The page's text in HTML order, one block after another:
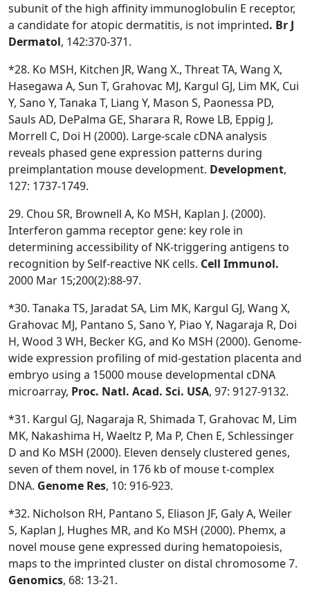
subunit of the high affinity immunoglobulin E receptor,
a candidate for atopic dermatitis, is not imprinted. Br J
Dermatol, 142:370-371.
*28. Ko MSH, Kitchen JR, Wang X., Threat TA, Wang X,
Hasegawa A, Sun T, Grahovac MJ, Kargul GJ, Lim MK, Cui
Y, Sano Y, Tanaka T, Liang Y, Mason S, Paonessa PD,
Sauls AD, DePalma GE, Sharara R, Rowe LB, Eppig J,
Morrell C, Doi H (2000). Large-scale cDNA analysis
reveals phased gene expression patterns during
preimplantation mouse development. Development,
127: 1737-1749.
29. Chou SR, Brownell A, Ko MSH, Kaplan J. (2000).
Interferon gamma receptor gene: key role in
determining accessibility of NK-triggering antigens to
recognition by Self-reactive NK cells. Cell Immunol.
2000 Mar 15;200(2):88-97.
*30. Tanaka TS, Jaradat SA, Lim MK, Kargul GJ, Wang X,
Grahovac MJ, Pantano S, Sano Y, Piao Y, Nagaraja R, Doi
H, Wood 3 WH, Becker KG, and Ko MSH (2000). Genome-
wide expression profiling of mid-gestation placenta and
embryo using a 15000 mouse developmental cDNA
microarray, Proc. Natl. Acad. Sci. USA, 97: 9127-9132.
*31. Kargul GJ, Nagaraja R, Shimada T, Grahovac M, Lim
MK, Nakashima H, Waeltz P, Ma P, Chen E, Schlessinger
D and Ko MSH (2000). Eleven densely clustered genes,
seven of them novel, in 176 kb of mouse t-complex
DNA. Genome Res, 10: 916-923.
*32. Nicholson RH, Pantano S, Eliason JF, Galy A, Weiler
S, Kaplan J, Hughes MR, and Ko MSH (2000). Phemx, a
novel mouse gene expressed during hematopoiesis,
maps to the imprinted cluster on distal chromosome 7.
Genomics, 68: 13-21.